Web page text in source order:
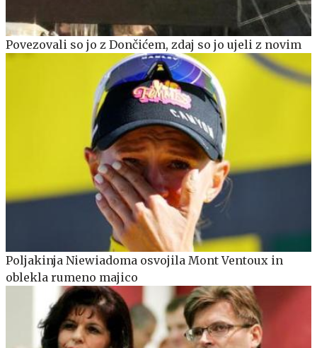
Povezovali so jo z Dončićem, zdaj so jo ujeli z novim
Poljakinja Niewiadoma osvojila Mont Ventoux in
oblekla rumeno majico